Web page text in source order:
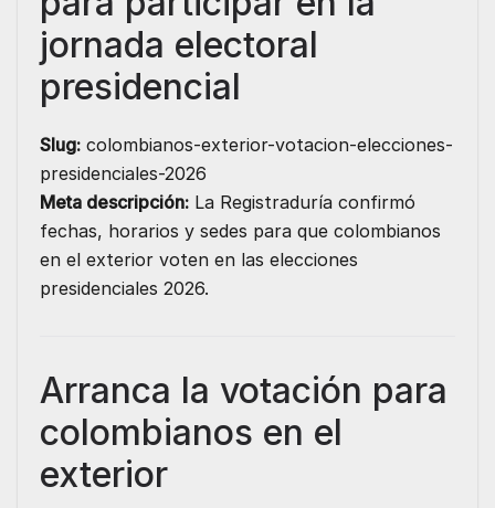
o
k
I
n
p
p
e
jornada electoral
presidencial
Slug: colombianos-exterior-votacion-elecciones-
presidenciales-2026
Meta descripción: La Registraduría confirmó
fechas, horarios y sedes para que colombianos
en el exterior voten en las elecciones
presidenciales 2026.
Arranca la votación para
colombianos en el
exterior